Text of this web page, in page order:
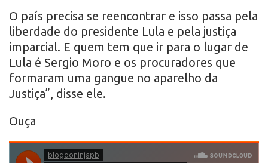
O país precisa se reencontrar e isso passa pela
liberdade do presidente Lula e pela justiça
imparcial. E quem tem que ir para o lugar de
Lula é Sergio Moro e os procuradores que
formaram uma gangue no aparelho da
Justiça”, disse ele.
Ouça